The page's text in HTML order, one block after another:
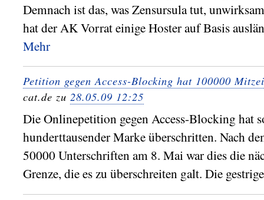
Demnach ist das, was Zensursula tut,
hat der AK Vorrat einige Hoster auf Basis
Mehr
Petition gegen Access-Blocking hat 100000
cat.de zu 28.05.09 12:25
Die Onlinepetition gegen Access-Blocking hat
hunderttausender Marke überschritten. Nach
50000 Unterschriften am 8. Mai war dies die
Grenze, die es zu überschreiten galt. Die